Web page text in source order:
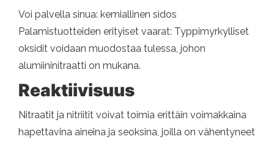
Voi palvella sinua: kemiallinen sidos
Palamistuotteiden erityiset vaarat: Typpimyrkylliset
oksidit voidaan muodostaa tulessa, johon
alumiininitraatti on mukana.
Reaktiivisuus
Nitraatit ja nitriitit voivat toimia erittäin voimakkaina
hapettavina aineina ja seoksina, joilla on vähentyneet